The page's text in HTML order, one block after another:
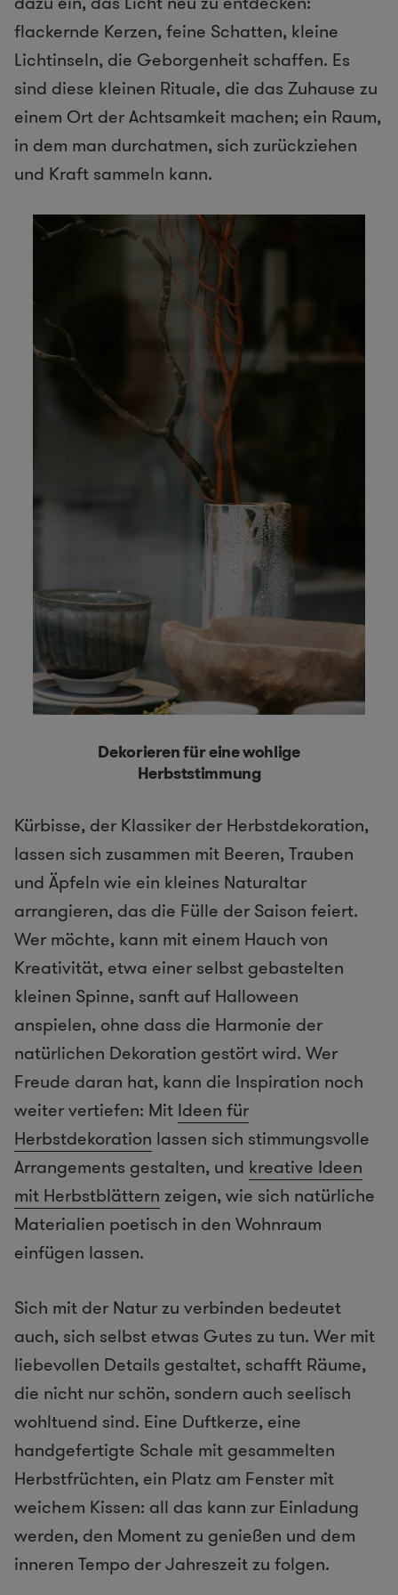
flackernde Kerzen, feine Schatten, kleine
Lichtinseln, die Geborgenheit schaffen. Es
sind diese kleinen Rituale, die das Zuhause zu
einem Ort der Achtsamkeit machen; ein Raum,
in dem man durchatmen, sich zurückziehen
und Kraft sammeln kann.
Dekorieren für eine wohlige
Herbststimmung
Kürbisse, der Klassiker der Herbstdekoration,
lassen sich zusammen mit Beeren, Trauben
und Äpfeln wie ein kleines Naturaltar
arrangieren, das die Fülle der Saison feiert.
Wer möchte, kann mit einem Hauch von
Kreativität, etwa einer selbst gebastelten
kleinen Spinne, sanft auf Halloween
anspielen, ohne dass die Harmonie der
natürlichen Dekoration gestört wird. Wer
Freude daran hat, kann die Inspiration noch
weiter vertiefen: Mit Ideen für
Herbstdekoration lassen sich stimmungsvolle
Arrangements gestalten, und kreative Ideen
mit Herbstblättern zeigen, wie sich natürliche
Materialien poetisch in den Wohnraum
einfügen lassen.
Sich mit der Natur zu verbinden bedeutet
auch, sich selbst etwas Gutes zu tun. Wer mit
liebevollen Details gestaltet, schafft Räume,
die nicht nur schön, sondern auch seelisch
wohltuend sind. Eine Duftkerze, eine
handgefertigte Schale mit gesammelten
Herbstfrüchten, ein Platz am Fenster mit
weichem Kissen: all das kann zur Einladung
werden, den Moment zu genießen und dem
inneren Tempo der Jahreszeit zu folgen.